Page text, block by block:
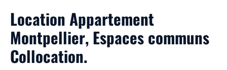
Location Appartement
Montpellier, Espaces communs
Collocation.